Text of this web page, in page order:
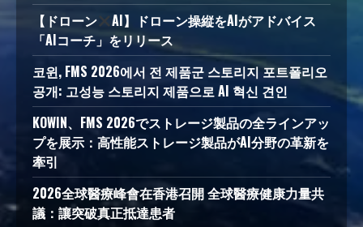
【ドローン
AI】ドローン操縦をAIがアドバイス
「AIコーチ」をリリース
코윈, FMS 2026에서 전 제품군 스토리지 포트폴리오
공개: 고성능 스토리지 제품으로 AI 혁신 견인
KOWIN、FMS 2026でストレージ製品の全ラインアッ
プを展示：高性能ストレージ製品がAI分野の革新を
牽引
2026全球醫療峰會在香港召開 全球醫療健康力量共
議：讓突破真正抵達患者